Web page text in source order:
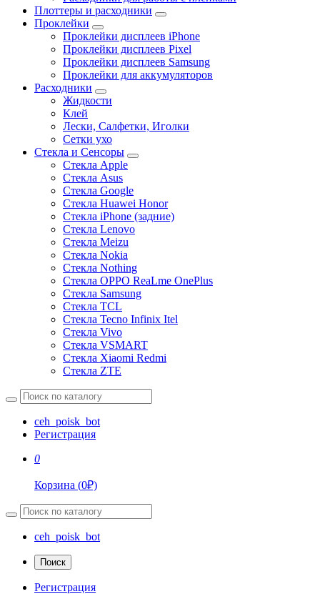
Плоттеры и расходники
Проклейки
Проклейки дисплеев iPhone
Проклейки дисплеев Pixel
Проклейки дисплеев Samsung
Проклейки для аккумуляторов
Расходники
Жидкости
Клей
Лески, Салфетки, Иголки
Сетки ухо
Стекла и Сенсоры
Стекла Apple
Стекла Asus
Стекла Google
Стекла Huawei Honor
Стекла iPhone (задние)
Стекла Lenovo
Стекла Meizu
Стекла Nokia
Стекла Nothing
Стекла OPPO ReaLme OnePlus
Стекла Samsung
Стекла TCL
Стекла Tecno Infinix Itel
Стекла Vivo
Стекла VSMART
Стекла Xiaomi Redmi
Стекла ZTE
ceh_poisk_bot
Регистрация
0
Корзина (0₽)
ceh_poisk_bot
Поиск
Регистрация